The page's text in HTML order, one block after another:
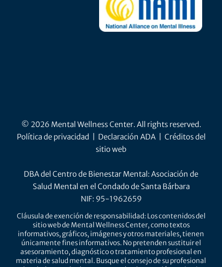
© 2026 Mental Wellness Center. All rights reserved.
Política de privacidad
Declaración ADA| Créditos del
sitio web
DBA del Centro de Bienestar Mental: Asociación de
Salud Mental en el Condado de Santa Bárbara
NIF: 95-1962659
Cláusula de exención de responsabilidad: Los contenidos del
sitio web de Mental Wellness Center, como textos
informativos, gráficos, imágenes y otros materiales, tienen
únicamente fines informativos. No pretenden sustituir el
asesoramiento, diagnóstico o tratamiento profesional en
materia de salud mental. Busque el consejo de su profesional